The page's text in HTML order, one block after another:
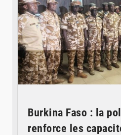
Burkina Faso : la
renforce les